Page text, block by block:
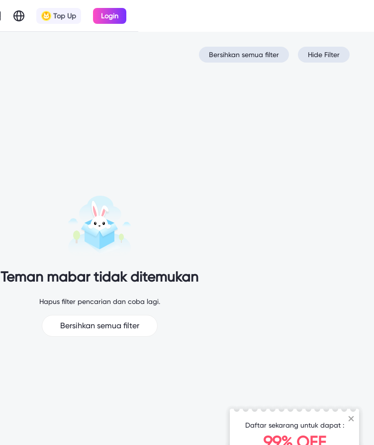
Top Up Login
Bersihkan semua filter Hide Filter
Teman mabar tidak ditemukan
Hapus filter pencarian dan coba lagi.
Bersihkan semua filter
Daftar sekarang untuk dapat :